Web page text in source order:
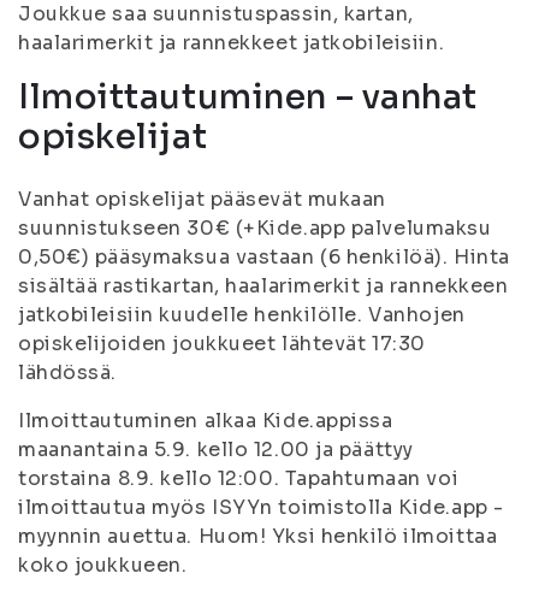
Joukkue saa suunnistuspassin, kartan,
haalarimerkit ja rannekkeet jatkobileisiin.
Ilmoittautuminen – vanhat
opiskelijat
Vanhat opiskelijat pääsevät mukaan
suunnistukseen 30€ (+Kide.app palvelumaksu
0,50€) pääsymaksua vastaan (6 henkilöä). Hinta
sisältää rastikartan, haalarimerkit ja rannekkeen
jatkobileisiin kuudelle henkilölle. Vanhojen
opiskelijoiden joukkueet lähtevät 17:30
lähdössä.
Ilmoittautuminen alkaa Kide.appissa
maanantaina 5.9. kello 12.00 ja päättyy
torstaina 8.9. kello 12:00. Tapahtumaan voi
ilmoittautua myös ISYYn toimistolla Kide.app -
myynnin auettua. Huom! Yksi henkilö ilmoittaa
koko joukkueen.